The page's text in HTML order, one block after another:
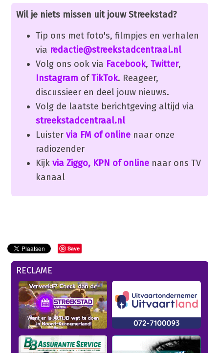
Wil je niets missen uit jouw Streekstad?
Tip ons met foto's, filmpjes en verhalen
via redactie@streekstadcentraal.nl
Volg ons ook via Facebook, Twitter,
Instagram ofTikTok. Reageer,
discussieer en deel jouw nieuws.
Volg de laatste berichtgeving altijd via
streekstadcentraal.nl
Luister via FM of onlinenaar onze
radiozender
Kijk via Ziggo, KPN of onlinenaar ons TV
kanaal
Save
RECLAME